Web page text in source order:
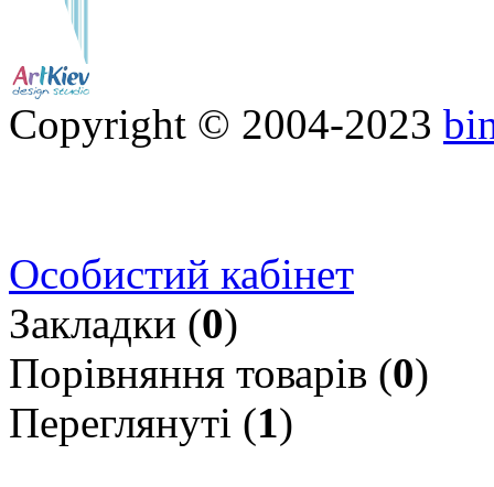
Copyright © 2004-2023
Особистий кабінет
Закладки (0)
Порівняння товарів (0)
Переглянуті (1)